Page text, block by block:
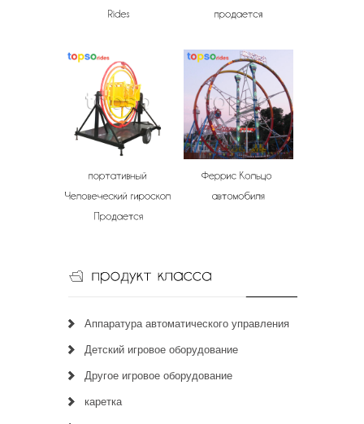
Аппаратура автоматического управления
Детский игровое оборудование
Другое игровое оборудование
каретка